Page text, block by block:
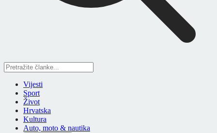
Vijesti
Sport
Život
Hrvatska
Kultura
Auto, moto & nautika